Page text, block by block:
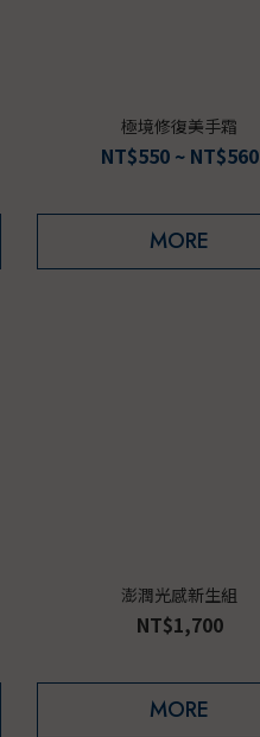
極境修復美手霜
NT$550 ~ NT$560
MORE
澎潤光感新生組
NT$1,700
MORE